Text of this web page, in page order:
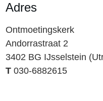
Adres
Ontmoetingskerk
Andorrastraat 2
3402 BG IJsselstein
T 030-6882615